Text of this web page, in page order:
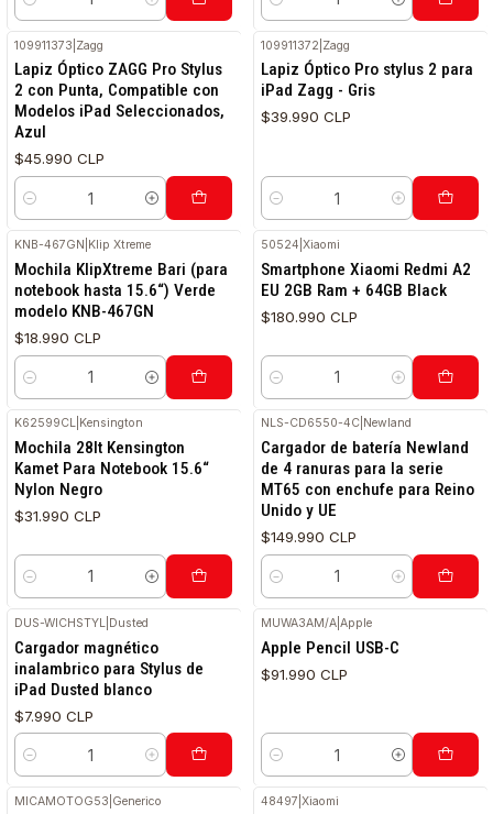
Cantidad Cantidad
109911373 Zagg
Lapiz Óptico ZAGG Pro Stylus
2 con Punta, Compatible con
Modelos iPad Seleccionados,
Azul
$45.990 CLP
Cantidad
109911372 Zagg
Lapiz Óptico Pro stylus 2 para
iPad Zagg - Gris
$39.990 CLP
Cantidad
KNB-467GN Klip Xtreme
Mochila KlipXtreme Bari (para
notebook hasta 15.6“) Verde
modelo KNB-467GN
$18.990 CLP
Cantidad
50524 |Xiaomi
Smartphone Xiaomi Redmi A2
EU 2GB Ram + 64GB Black
$180.990 CLP
Cantidad
K62599CL Kensington
Mochila 28lt Kensington
Kamet Para Notebook 15.6“
Nylon Negro
$31.990 CLP
Cantidad
NLS-CD6550-4C Newland
Cargador de batería Newland
de 4 ranuras para la serie
MT65 con enchufe para Reino
Unido y UE
$149.990 CLP
Cantidad
DUS-WICHSTYL Dusted
Cargador magnético
inalambrico para Stylus de
iPad Dusted blanco
$7.990 CLP
Cantidad
MUWA3AM/A |Apple
Apple Pencil USB-C
$91.990 CLP
Cantidad
MICAMOTOG53 Generico 48497 |Xiaomi